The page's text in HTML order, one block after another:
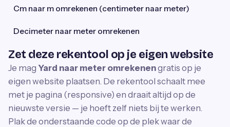
Cm naar m omrekenen (centimeter naar meter)
Decimeter naar meter omrekenen
Zet deze rekentool op je eigen website
Je mag Yard naar meter omrekenengratis op je
eigen website plaatsen. De rekentool schaalt mee
met je pagina (responsive) en draait altijd op de
nieuwste versie — je hoeft zelf niets bij te werken.
Plak de onderstaande code op de plek waar de